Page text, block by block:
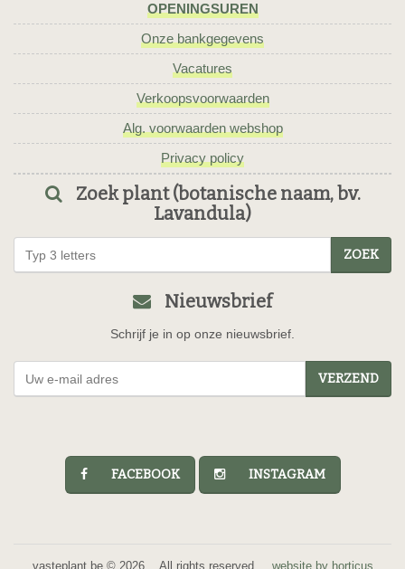
OPENINGSUREN
Onze bankgegevens
Vacatures
Verkoopsvoorwaarden
Alg. voorwaarden webshop
Privacy policy
Zoek plant (botanische naam, bv.
Lavandula)
ZOEK
Nieuwsbrief
Schrijf je in op onze nieuwsbrief.
VERZEND
FACEBOOK INSTAGRAM
vasteplant.be © 2026 All rights reserved. website by horticus